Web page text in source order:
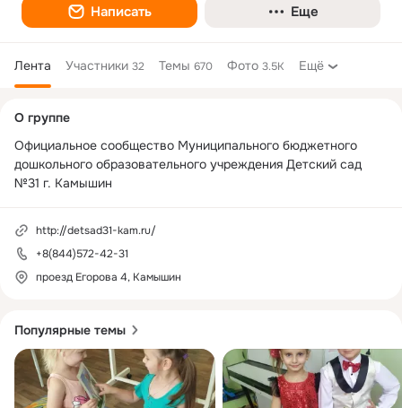
Написать Еще
Лента Участники 32 Темы 670 Фото 3.5K Ещё
Популярные темы
колонка
О группе
Официальное сообщество Муниципального бюджетного
дошкольного образовательного учреждения Детский сад
№31 г. Камышин
http://detsad31-kam.ru/
+8(844)572-42-31
проезд Егорова 4, Камышин